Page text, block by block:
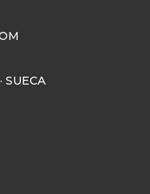
SUECA